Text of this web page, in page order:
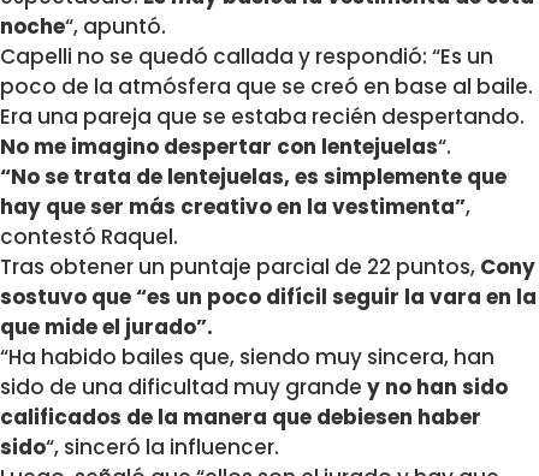
noche“, apuntó.
Capelli no se quedó callada y respondió: “Es un
poco de la atmósfera que se creó en base al baile.
Era una pareja que se estaba recién despertando.
No me imagino despertar con lentejuelas“.
“No se trata de lentejuelas, es simplemente que
hay que ser más creativo en la vestimenta”,
contestó Raquel.
Tras obtener un puntaje parcial de 22 puntos, Cony
sostuvo que “es un poco difícil seguir la vara en la
que mide el jurado”.
“Ha habido bailes que, siendo muy sincera, han
sido de una dificultad muy grande y no han sido
calificados de la manera que debiesen haber
sido“, sinceró la influencer.